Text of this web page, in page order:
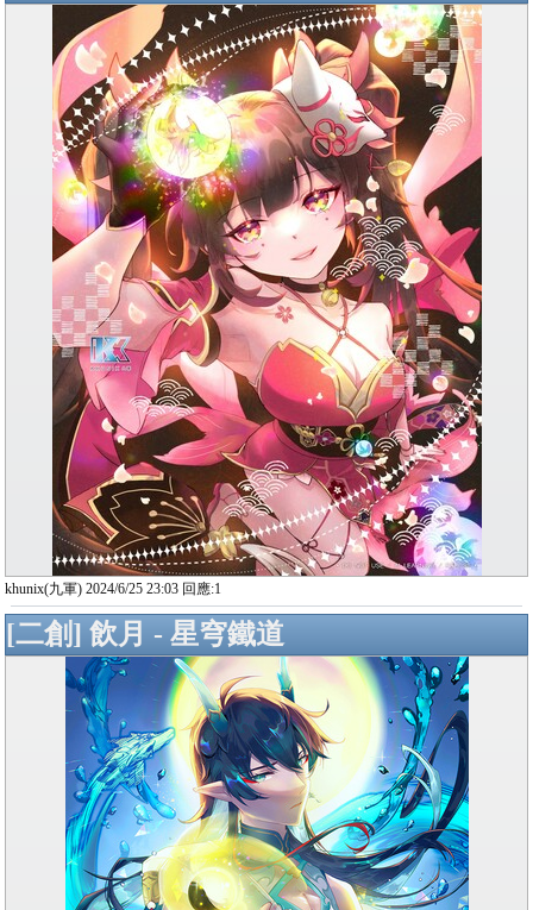
khunix(九軍) 2024/6/25 23:03 回應:1
[二創] 飲月 - 星穹鐵道